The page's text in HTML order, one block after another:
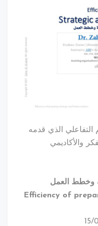
التفاعلي الذي قدمه
والأكاديمي
وخطط العمل
Efficiency of